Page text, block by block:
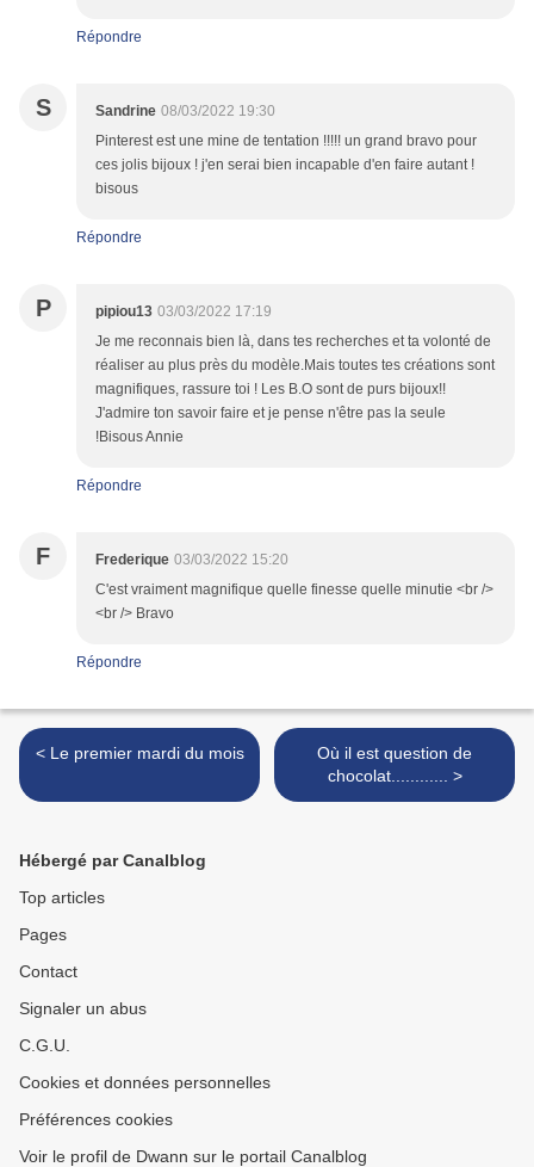
Répondre
S Sandrine 08/03/2022 19:30
Pinterest est une mine de tentation !!!!! un grand bravo pour
ces jolis bijoux ! j'en serai bien incapable d'en faire autant !
bisous
Répondre
P pipiou13 03/03/2022 17:19
Je me reconnais bien là, dans tes recherches et ta volonté de
réaliser au plus près du modèle.Mais toutes tes créations sont
magnifiques, rassure toi ! Les B.O sont de purs bijoux!!
J'admire ton savoir faire et je pense n'être pas la seule
!Bisous Annie
Répondre
F Frederique 03/03/2022 15:20
C'est vraiment magnifique quelle finesse quelle minutie <br />
<br /> Bravo
Répondre
< Le premier mardi du mois
Où il est question de
chocolat............ >
Hébergé par Canalblog
Top articles
Pages
Contact
Signaler un abus
C.G.U.
Cookies et données personnelles
Préférences cookies
Voir le profil de Dwann sur le portail Canalblog